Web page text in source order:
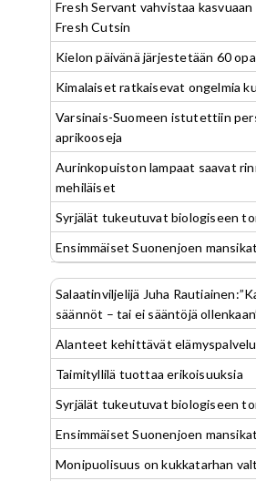
Fresh Servant vahvistaa kasvuaan
Fresh Cutsin
Kielon päivänä järjestetään 60
Kimalaiset ratkaisevat ongelmia
Varsinais-Suomeen istutettiin
aprikooseja
Aurinkopuiston lampaat saavat
mehiläiset
Syrjälät tukeutuvat biologiseen
Ensimmäiset Suonenjoen
Salaatinviljelijä Juha
säännöt – tai ei sääntöjä
Alanteet kehittävät
Taimityllilä tuottaa erikoisuuksia
Syrjälät tukeutuvat biologiseen
Ensimmäiset Suonenjoen
Monipuolisuus on kukkatarhan